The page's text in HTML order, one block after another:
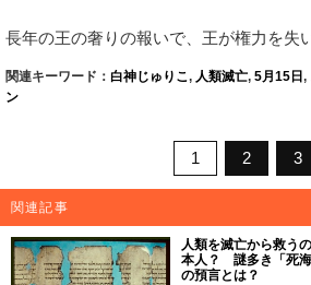
長年の王の奢りの報いで、王が権力を失
関連キーワード： 白神じゅりこ, 人類滅亡, 5月15日 ,
ン
1 2 3
関連記事
人類を滅亡から救う
本人？ 謎多き「死
の預言とは？